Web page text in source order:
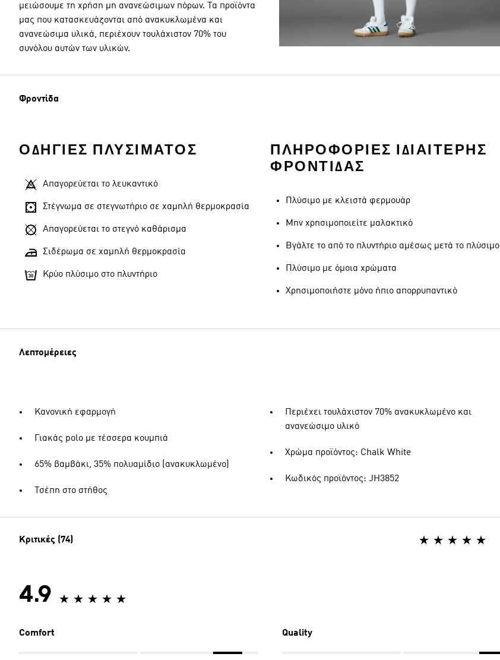
μειώσουμε τη χρήση μη ανανεώσιμων πόρων. Τα προϊόντα
μας που κατασκευάζονται από ανακυκλωμένα και
ανανεώσιμα υλικά, περιέχουν τουλάχιστον 70% του
συνόλου αυτών των υλικών.
Φροντίδα
ΟΔΗΓΊΕΣ ΠΛΥΣΊΜΑΤΟΣ
Απαγορεύεται το λευκαντικό
Στέγνωμα σε στεγνωτήριο σε χαμηλή θερμοκρασία
Απαγορεύεται το στεγνό καθάρισμα
Σιδέρωμα σε χαμηλή θερμοκρασία
Κρύο πλύσιμο στο πλυντήριο
ΠΛΗΡΟΦΟΡΊΕΣ ΙΔΙΑΊΤΕΡΗΣ
ΦΡΟΝΤΊΔΑΣ
Πλύσιμο με κλειστά φερμουάρ
Μην χρησιμοποιείτε μαλακτικό
Βγάλτε το από το πλυντήριο αμέσως μετά το πλύσιμο
Πλύσιμο με όμοια χρώματα
Χρησιμοποιήστε μόνο ήπιο απορρυπαντικό
Λεπτομέρειες
Κανονική εφαρμογή
Γιακάς polo με τέσσερα κουμπιά
65% βαμβάκι, 35% πολυαμίδιο (ανακυκλωμένο)
Τσέπη στο στήθος
Περιέχει τουλάχιστον 70% ανακυκλωμένο και
ανανεώσιμο υλικό
Χρώμα προϊόντος: Chalk White
Κωδικός προϊόντος: JH3852
Κριτικές (74)
4.9
Comfort Quality